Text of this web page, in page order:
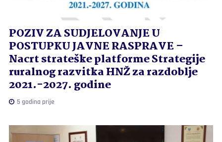
POZIV ZA SUDJELOVANJE U
POSTUPKU JAVNE RASPRAVE –
Nacrt strateške platforme Strategije
ruralnog razvitka HNŽ za razdoblje
2021.-2027. godine
5 godina prije